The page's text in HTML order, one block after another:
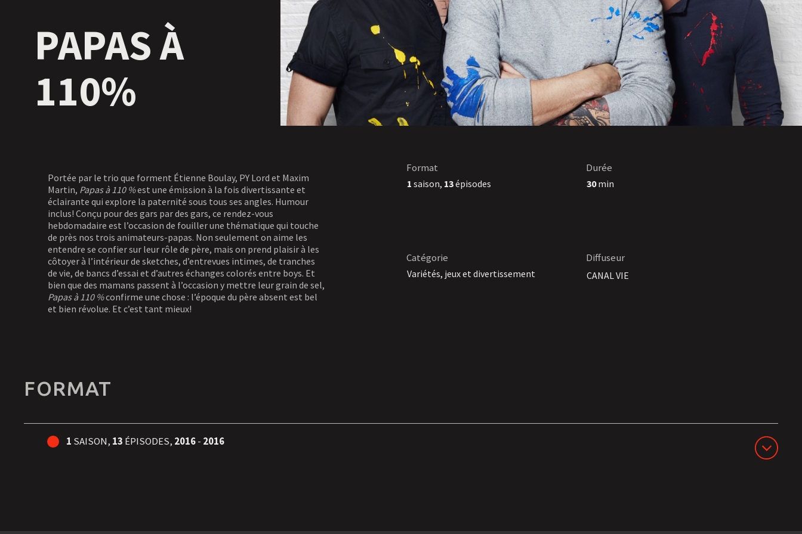
PAPAS À
110%
Portée par le trio que forment Étienne Boulay, PY Lord et Maxim
Martin, Papas à 110 %est une émission à la fois divertissante et
éclairante qui explore la paternité sous tous ses angles. Humour
inclus! Conçu pour des gars par des gars, ce rendez-vous
hebdomadaire est l’occasion de fouiller une thématique qui touche
de près nos trois animateurs-papas. Non seulement on aime les
entendre se confier sur leur rôle de père, mais on prend plaisir à les
côtoyer à l’intérieur de sketches, d’entrevues intimes, de tranches
de vie, de bancs d’essai et d’autres échanges colorés entre boys. Et
bien que des mamans passent à l’occasion y mettre leur grain de sel,
Papas à 110 %confirme une chose : l’époque du père absent est bel
et bien révolue. Et c’est tant mieux!
Format
1 saison, 13épisodes
Durée
30min
Catégorie
Variétés, jeux et divertissement
Diffuseur
CANAL VIE
FORMAT
1 SAISON, 13 ÉPISODES, 2016- 2016